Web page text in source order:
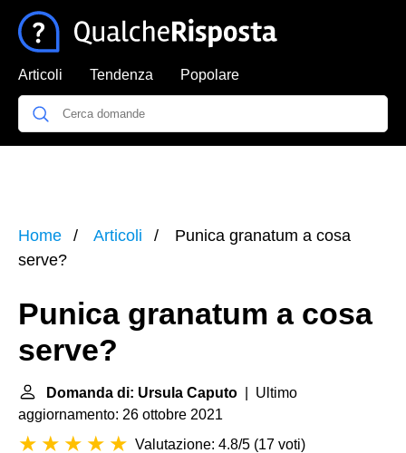
Articoli Tendenza Popolare
Home Articoli
Punica granatum a cosa
serve?
Punica granatum a cosa
serve?
Domanda di: Ursula Caputo | Ultimo
aggiornamento: 26 ottobre 2021
Valutazione: 4.8/5 (17 voti)